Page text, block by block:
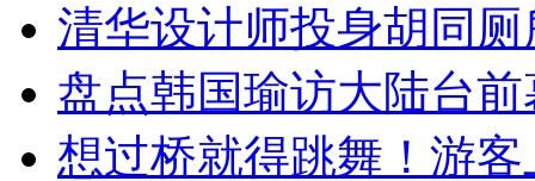
清华设计师投身胡同
盘点韩国瑜访大陆台
想过桥就得跳舞！游客